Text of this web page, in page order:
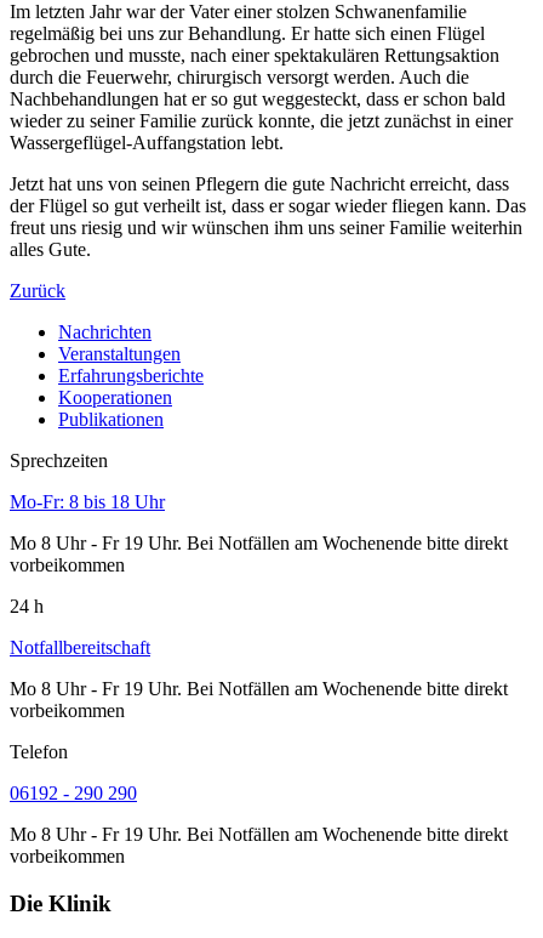
Im letzten Jahr war der Vater einer stolzen Schwanenfamilie
regelmäßig bei uns zur Behandlung. Er hatte sich einen Flügel
gebrochen und musste, nach einer spektakulären Rettungsaktion
durch die Feuerwehr, chirurgisch versorgt werden. Auch die
Nachbehandlungen hat er so gut weggesteckt, dass er schon bald
wieder zu seiner Familie zurück konnte, die jetzt zunächst in einer
Wassergeflügel-Auffangstation lebt.
Jetzt hat uns von seinen Pflegern die gute Nachricht erreicht, dass
der Flügel so gut verheilt ist, dass er sogar wieder fliegen kann. Das
freut uns riesig und wir wünschen ihm uns seiner Familie weiterhin
alles Gute.
Zurück
Nachrichten
Veranstaltungen
Erfahrungsberichte
Kooperationen
Publikationen
Sprechzeiten
Mo-Fr: 8 bis 18 Uhr
Mo 8 Uhr - Fr 19 Uhr. Bei Notfällen am Wochenende bitte direkt
vorbeikommen
24 h
Notfallbereitschaft
Mo 8 Uhr - Fr 19 Uhr. Bei Notfällen am Wochenende bitte direkt
vorbeikommen
Telefon
06192 - 290 290
Mo 8 Uhr - Fr 19 Uhr. Bei Notfällen am Wochenende bitte direkt
vorbeikommen
Die Klinik